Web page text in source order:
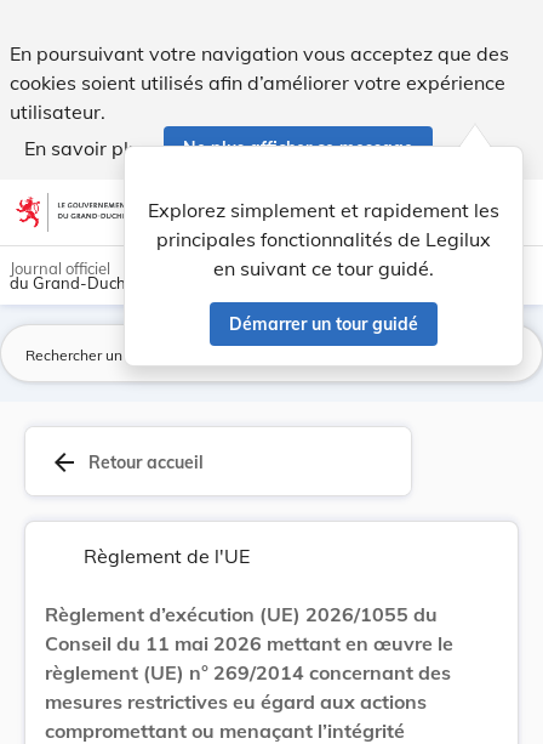
En poursuivant votre navigation vous acceptez que des
cookies soient utilisés afin d’améliorer votre expérience
utilisateur.
En savoir plus
Ne plus afficher ce message
Aller au contenu account_circle help Aide
Explorez simplement et rapidement les
principales fonctionnalités de Legilux
en suivant ce tour guidé.
Démarrer un tour guidé
light_mode dark_mode
Journal officiel
du Grand-Duché de Luxembourg
arrow_back Retour accueil
Règlement de l'UE
Règlement d’exécution (UE) 2026/1055 du
Conseil du 11 mai 2026 mettant en œuvre le
règlement (UE) n° 269/2014 concernant des
mesures restrictives eu égard aux actions
compromettant ou menaçant l’intégrité